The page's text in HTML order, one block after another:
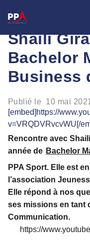
Shaili
Bachelor
Business
Publié le 10 mai
[embed]https://
v=VRQDVRvcvWU[/
Rencontre avec
année de Bachelor
PPA Sport. Elle est
l’association
Elle répond à nos
ses missions en tant
Communication.
https://